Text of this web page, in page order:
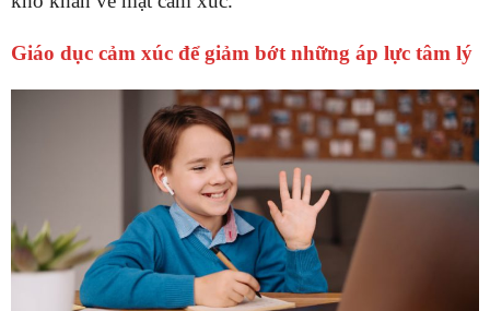
Giáo dục cảm xúc để giảm bớt những áp lực tâm lý